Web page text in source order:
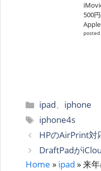
500円
Apple
posted
カ
テ
ゴ
リ
ー
ipad、 iphone
タ
グ
iphone4s
HPのAirPrint対
DraftPadが
Home » ipad »来